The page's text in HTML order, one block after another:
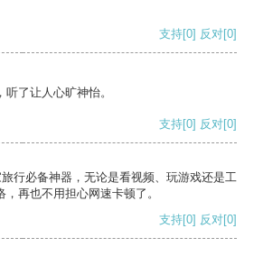
支持[0] 反对[0]
了让人心旷神怡。
支持[0] 反对[0]
行必备神器，无论是看视频、玩游戏还是工
再也不用担心网速卡顿了。
支持[0] 反对[0]